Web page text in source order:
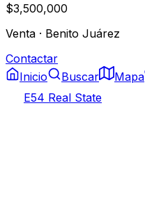
$3,500,000
Venta · Benito Juárez
Contactar
Inicio
Buscar Mapa
E54 Real State